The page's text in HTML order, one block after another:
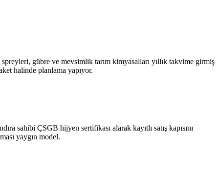
gübre ve mevsimlik tarım kimyasalları yıllık takvime girmiş
halinde planlama yapıyor.
sahibi ÇSGB hijyen sertifikası alarak kayıtlı satış kapısını
yaygın model.